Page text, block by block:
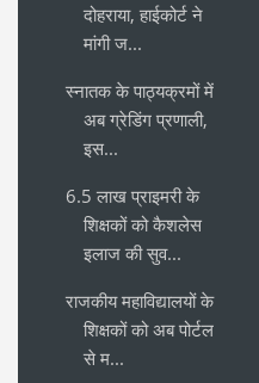
दोहराया, हाईकोर्ट ने
मांगी ज...
स्नातक के पाठ्यक्रमों में
अब ग्रेडिंग प्रणाली,
इस...
6.5 लाख प्राइमरी के
शिक्षकों को कैशलेस
इलाज की सुव...
राजकीय महाविद्यालयों के
शिक्षकों को अब पोर्टल
से म...